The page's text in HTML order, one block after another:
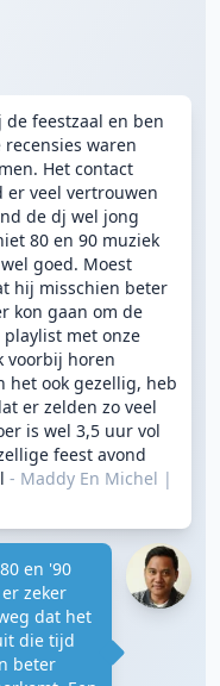
feestzaal en ben
waren
Het contact
er veel vertrouwen
de dj wel jong
80 en 90 muziek
goed. Moest
hij misschien beter
kon gaan om de
met onze
voorbij horen
het ook gezellig, heb
er zelden zo veel
is wel 3,5 uur vol
feest avond
- Maddy En Michel |
en '90
zeker
dat het
die tijd
beter